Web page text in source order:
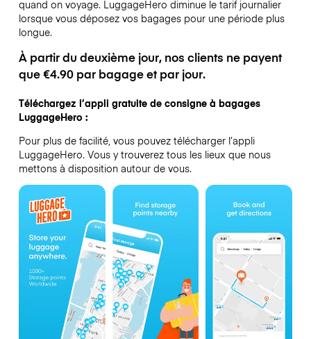
quand on voyage. LuggageHero diminue le tarif journalier
lorsque vous déposez vos bagages pour une période plus
longue.
À partir du deuxième jour, nos clients ne payent
que €4.90 par bagage et par jour.
Téléchargez l’appli gratuite de consigne à bagages
LuggageHero :
Pour plus de facilité, vous pouvez télécharger l’appli
LuggageHero. Vous y trouverez tous les lieux que nous
mettons à disposition autour de vous.